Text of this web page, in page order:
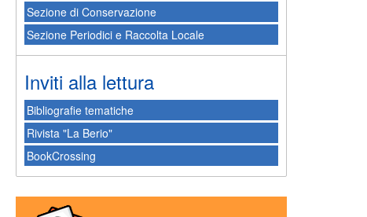
Sezione di Conservazione
Sezione Periodici e Raccolta Locale
Inviti alla lettura
Bibliografie tematiche
Rivista "La Berio"
BookCrossing